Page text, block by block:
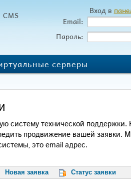
серверы
Вход в
Email:
Пароль:
систему технической
продвижение вашей заявки.
это email адрес.